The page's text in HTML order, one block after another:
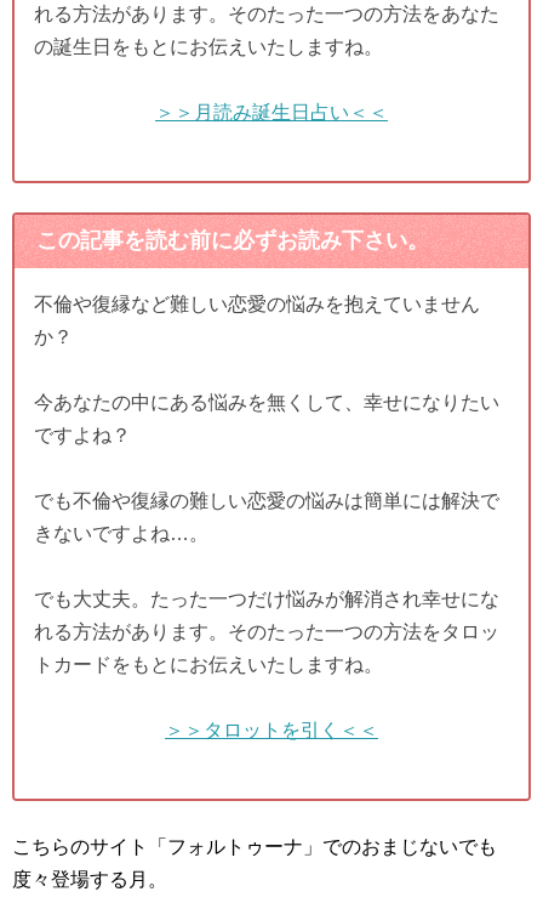
れる方法があります。そのたった一つの方法をあなた
の誕生日をもとにお伝えいたしますね。
＞＞月読み誕生日占い＜＜
この記事を読む前に必ずお読み下さい。
不倫や復縁など難しい恋愛の悩みを抱えていません
か？
今あなたの中にある悩みを無くして、幸せになりたい
ですよね？
でも不倫や復縁の難しい恋愛の悩みは簡単には解決で
きないですよね…。
でも大丈夫。たった一つだけ悩みが解消され幸せにな
れる方法があります。そのたった一つの方法をタロッ
トカードをもとにお伝えいたしますね。
＞＞タロットを引く＜＜
こちらのサイト「フォルトゥーナ」でのおまじないでも
度々登場する月。